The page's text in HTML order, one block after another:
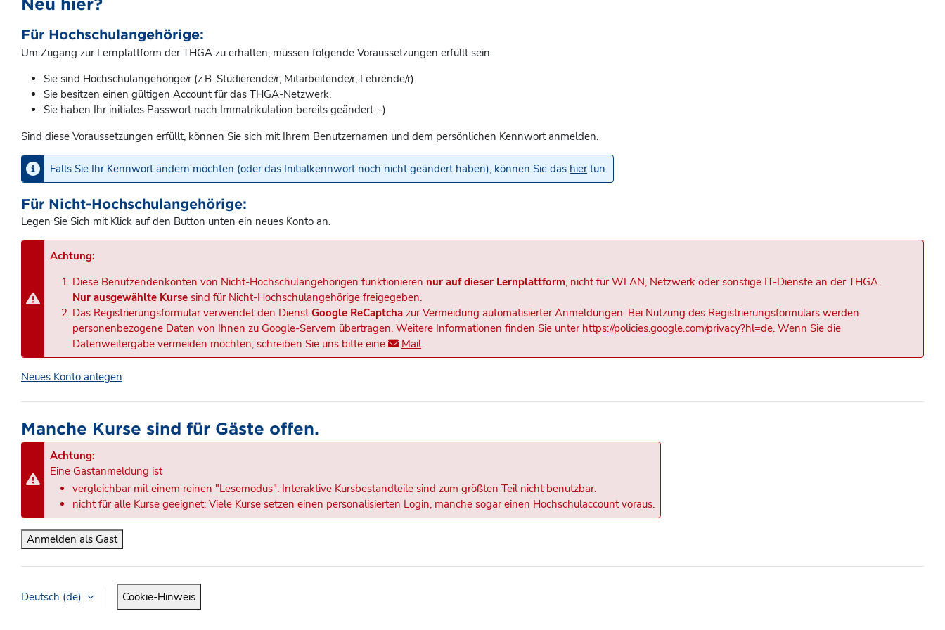
Für Hochschulangehörige:
Um Zugang zur Lernplattform der THGA zu erhalten, müssen folgende Voraussetzungen erfüllt sein:
Sie sind Hochschulangehörige/r (z.B. Studierende/r, Mitarbeitende/r, Lehrende/r).
Sie besitzen einen gültigen Account für das THGA-Netzwerk.
Sie haben Ihr initiales Passwort nach Immatrikulation bereits geändert :-)
Sind diese Voraussetzungen erfüllt, können Sie sich mit Ihrem Benutzernamen und dem persönlichen Kennwort anmelden.
Falls Sie Ihr Kennwort ändern möchten (oder das Initialkennwort noch nicht geändert haben), können Sie das hiertun.
Für Nicht-Hochschulangehörige:
Legen Sie Sich mit Klick auf den Button unten ein neues Konto an.
Achtung:
Diese Benutzendenkonten von Nicht-Hochschulangehörigen funktionieren nur auf dieser Lernplattform, nicht für WLAN, Netzwerk oder sonstige IT-Dienste an der THGA.
Nur ausgewählte Kurse sind für Nicht-Hochschulangehörige freigegeben.
Das Registrierungsformular verwendet den DienstGoogle ReCaptcha zur Vermeidung automatisierter Anmeldungen. Bei Nutzung des Registrierungsformulars werden
personenbezogene Daten von Ihnen zu Google-Servern übertragen. Weitere Informationen finden Sie unter https://policies.google.com/privacy?hl=de. Wenn Sie die
Datenweitergabe vermeiden möchten, schreiben Sie uns bitte eine
Mail.
Neues Konto anlegen
Manche Kurse sind für Gäste offen.
Achtung:
Eine Gastanmeldung ist
vergleichbar mit einem reinen "Lesemodus": Interaktive Kursbestandteile sind zum größten Teil nicht benutzbar.
nicht für alle Kurse geeignet: Viele Kurse setzen einen personalisierten Login, manche sogar einen Hochschulaccount voraus.
Anmelden als Gast
Deutsch ‎(de)‎ Cookie-Hinweis